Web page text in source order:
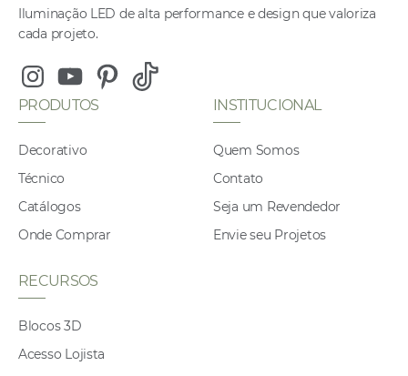
Iluminação LED de alta performance e design que valoriza
cada projeto.
InstagramYoutubePinterest
Tiktok
PRODUTOS
Decorativo
Técnico
Catálogos
Onde Comprar
INSTITUCIONAL
Quem Somos
Contato
Seja um Revendedor
Envie seu Projetos
RECURSOS
Blocos 3D
Acesso Lojista